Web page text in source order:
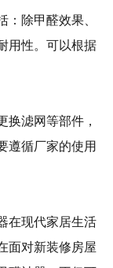
除甲醛效果、
用性。可以根据
换滤网等部件，
遵循厂家的使用
在现代家居生活
面对新装修房屋